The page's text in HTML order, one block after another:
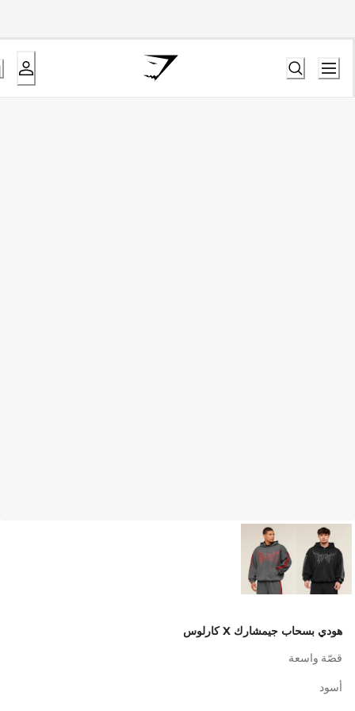
هودي بسحاب جيمشارك X كارلوس
قصّة واسعة
أسود